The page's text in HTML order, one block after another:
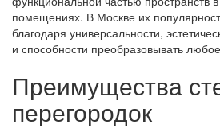
помещениях. В Москве их
благодаря универсальности,
и способности преобразовывать
Преимущества
перегородок